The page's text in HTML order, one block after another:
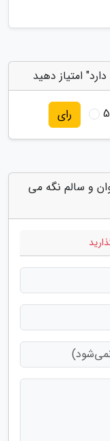
5 رای
که مغز را جوان و سالم نگه می